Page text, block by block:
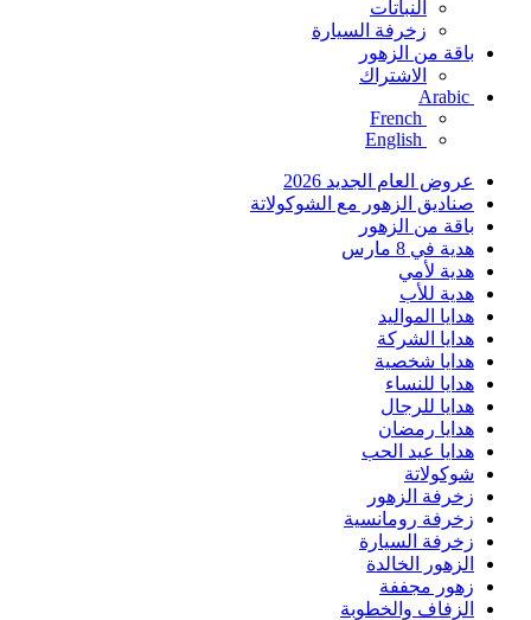
النباتات
زخرفة السيارة
باقة من الزهور
الاشتراك
Arabic
French
English
عروض العام الجديد 2026
صناديق الزهور مع الشوكولاتة
باقة من الزهور
هدية في 8 مارس
هدية لأمي
هدية للأب
هدايا المواليد
هدايا الشركة
هدايا شخصية
هدايا للنساء
هدايا للرجال
هدايا رمضان
هدايا عيد الحب
شوكولاتة
زخرفة الزهور
زخرفة رومانسية
زخرفة السيارة
الزهور الخالدة
زهور مجففة
الزفاف والخطوبة